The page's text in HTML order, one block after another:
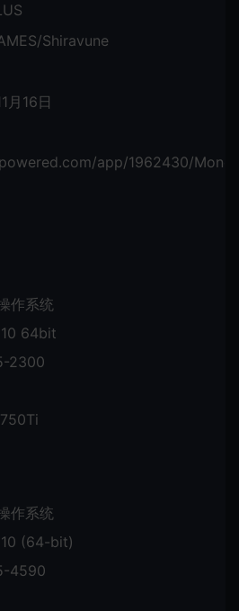
Shiravune
月16日
app/1962430/
作系统
64bit
2300
作系统
(64-bit)
4590